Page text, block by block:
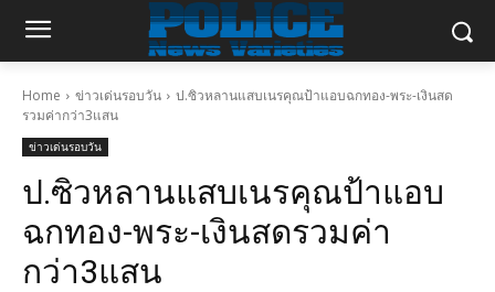
Home ข่าวเด่นรอบวัน
ป.ซิวหลานแสบเนรคุณป้าแอบฉกทอง-พระ-เงินสด
รวมค่ากว่า3แสน
ข่าวเด่นรอบวัน
ป.ซิวหลานแสบเนรคุณป้าแอบ
ฉกทอง-พระ-เงินสดรวมค่า
กว่า3แสน